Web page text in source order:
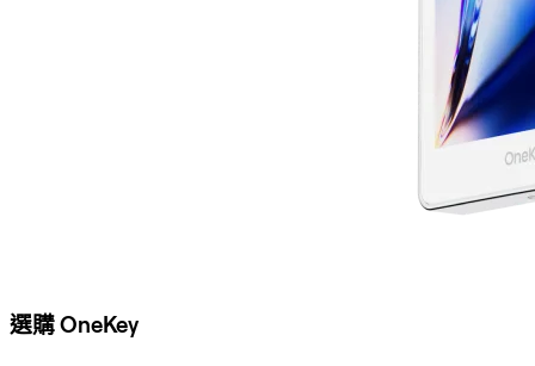
選購 OneKey